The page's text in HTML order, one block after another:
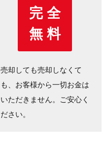
完 全
無 料
売却しても売却しなくて
も、お客様から一切お金は
いただきません。ご安心く
ださい。